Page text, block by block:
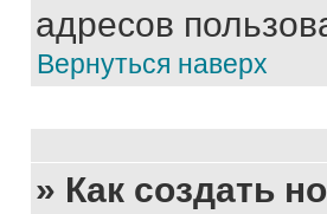
адресов
Вернуться наверх
» Как создать